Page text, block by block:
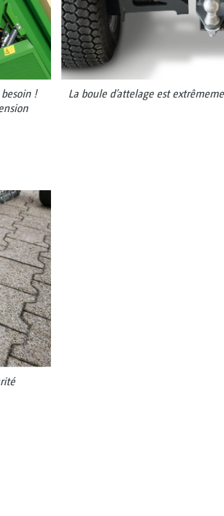
!
La boule d’attelage est